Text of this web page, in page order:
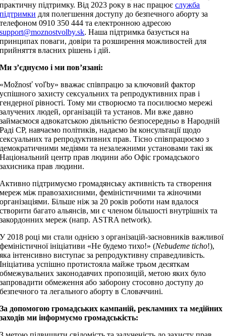
практичну підтримку. Від 2023 року в нас працюєслужба
підтримки для полегшення доступу до безпечного аборту за
телефоном 0910 350 444 та електронною адресою
support@moznostvolby.sk. Наша підтримка базується на
принципах поваги, довіри та розширення можливостей для
прийняття власних рішень і дій.
Ми з’єднуємо і ми пов’язані:
«Možnosť voľby» вважає співпрацю за ключовий фактор
успішного захисту сексуальних та репродуктивних прав і
гендерної рівності. Тому ми створюємо та посилюємо мережі
залучених людей, організацій та установ. Ми вже давно
займаємося адвокатською діяльністю безпосередньо в Народній
Раді СР, навчаємо політиків, надаємо їм консультації щодо
сексуальних та репродуктивних прав. Тісно співпрацюємо з
демократичними медіями та незалежними установами такі як
Національний центр прав людини або Офіс громадського
захисника прав людини.
Активно підтримуємо громадянську активність та створення
мереж між правозахисними, феміністичними та жіночими
організаціями. Більше ніж за 20 років роботи нам вдалося
створити багато альянсів, ми є членом більшості внутрішніх та
закордонних мереж (напр. ASTRA network).
У 2018 році ми стали однією з організацій-засновників важливої ​​
феміністичної ініціативи «Не будемо тихо!» (Nebudeme ticho!),
яка інтенсивно виступає за репродуктивну справедливість.
Ініціатива успішно протистояла майже трьом десяткам
обмежувальних законодавчих пропозицій, метою яких було
запровадити обмеження або заборону стосовно доступу до
безпечного та легального аборту в Словаччині.
За допомогою громадських кампаній, рекламних та медійних
заходів ми інформуємо громадськість: